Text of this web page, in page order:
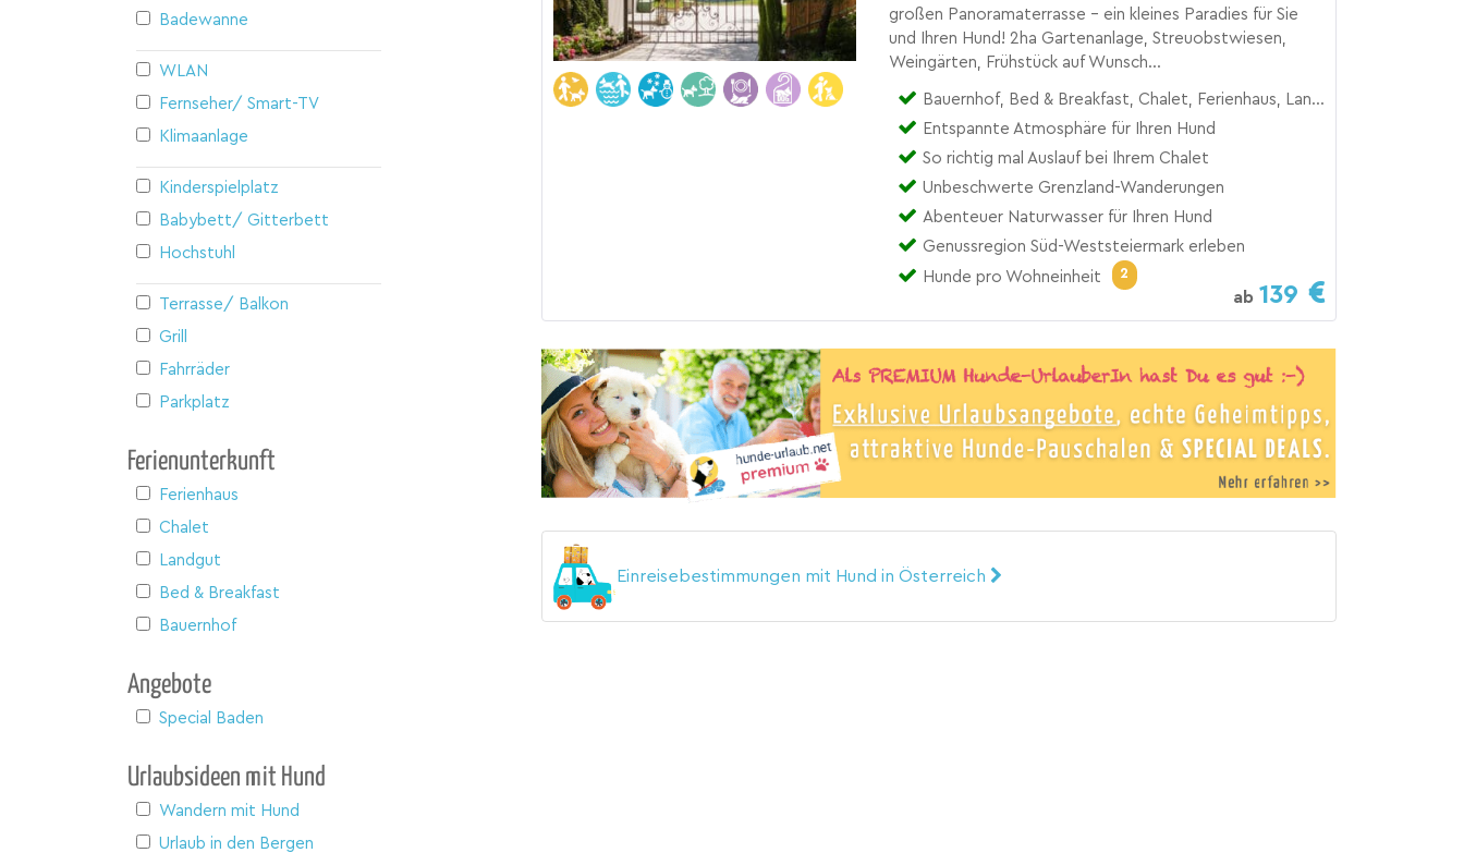
Badewanne
WLAN
Fernseher/ Smart-TV
Klimaanlage
Kinderspielplatz
Babybett/ Gitterbett
Hochstuhl
Terrasse/ Balkon
Grill
Fahrräder
Parkplatz
Ferienunterkunft
Ferienhaus
Chalet
Landgut
Bed & Breakfast
Bauernhof
Angebote
Special Baden
Urlaubsideen mit Hund
Wandern mit Hund
Urlaub in den Bergen
großen Panoramaterrasse – ein kleines Paradies für Sie
und Ihren Hund! 2ha Gartenanlage, Streuobstwiesen,
Weingärten, Frühstück auf Wunsch...
Bauernhof, Bed & Breakfast, Chalet, Ferienhaus, Landgut
Entspannte Atmosphäre für Ihren Hund
So richtig mal Auslauf bei Ihrem Chalet
Unbeschwerte Grenzland-Wanderungen
Abenteuer Naturwasser für Ihren Hund
Genussregion Süd-Weststeiermark erleben
Hunde pro Wohneinheit
2
ab 139
Einreisebestimmungen mit Hund in Österreich